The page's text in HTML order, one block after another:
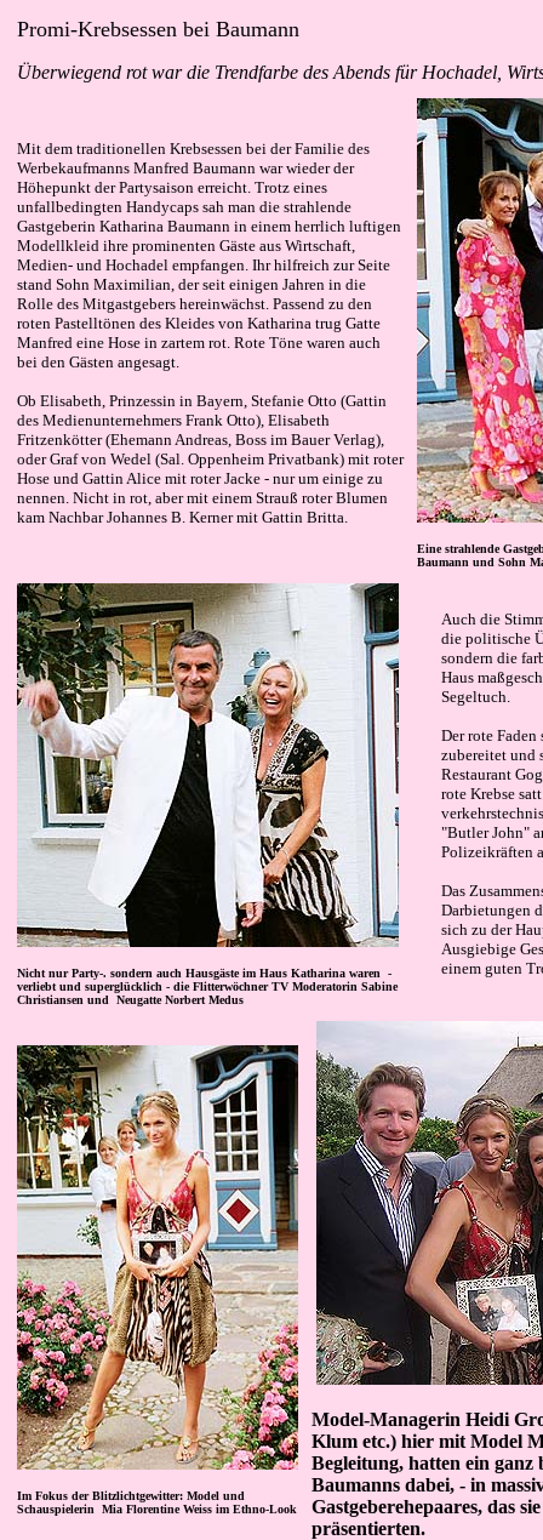
Promi-Krebsessen bei Baumann
Überwiegend rot war die Trendfarbe des Abends für Hochadel,
Mit dem traditionellen Krebsessen bei der Familie des
Werbekaufmanns Manfred Baumann war wieder der
Höhepunkt der Partysaison erreicht. Trotz eines
unfallbedingten Handycaps sah man die strahlende
Gastgeberin Katharina Baumann in einem herrlich luftigen
Modellkleid ihre prominenten Gäste aus Wirtschaft,
Medien- und Hochadel empfangen. Ihr hilfreich zur Seite
stand Sohn Maximilian, der seit einigen Jahren in die
Rolle des Mitgastgebers hereinwächst. Passend zu den
roten Pastelltönen des Kleides von Katharina trug Gatte
Manfred eine Hose in zartem rot. Rote Töne waren auch
bei den Gästen angesagt.
Ob Elisabeth, Prinzessin in Bayern, Stefanie Otto (Gattin
des Medienunternehmers Frank Otto), Elisabeth
Fritzenkötter (Ehemann Andreas, Boss im Bauer Verlag),
oder Graf von Wedel (Sal. Oppenheim Privatbank) mit roter
Hose und Gattin Alice mit roter Jacke - nur um einige zu
nennen. Nicht in rot, aber mit einem Strauß roter Blumen
kam Nachbar Johannes B. Kerner mit Gattin Britta.
Eine strahlende
Baumann und Sohn
Nicht nur Party-. sondern auch Hausgäste im Haus Katharina waren -
verliebt und superglücklich - die Flitterwöchner TV Moderatorin Sabine
Christiansen und Neugatte Norbert Medus
Auch die
die politische
sondern die
Haus
Segeltuch.
Der rote
zubereitet und
Restaurant
rote Krebse
"Butler John"
Polizeikräften
Das
Darbietungen
sich zu der
Ausgiebige
einem guten
Im Fokus der Blitzlichtgewitter: Model und
Schauspielerin Mia Florentine Weiss im Ethno-Look
Model-Managerin Heidi
Klum etc.) hier mit Model
Begleitung, hatten ein ganz
Baumanns dabei, - in
Gastgeberehepaares, das
präsentierten.